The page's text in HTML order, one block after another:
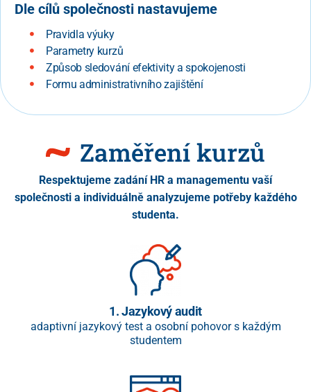
Dle cílů společnosti nastavujeme
Pravidla výuky
Parametry kurzů
Způsob sledování efektivity a spokojenosti
Formu administrativního zajištění
Zaměření kurzů
Respektujeme zadání HR a managementu vaší
společnosti a individuálně analyzujeme potřeby každého
studenta.
1. Jazykový audit
adaptivní jazykový test a osobní pohovor s každým
studentem​